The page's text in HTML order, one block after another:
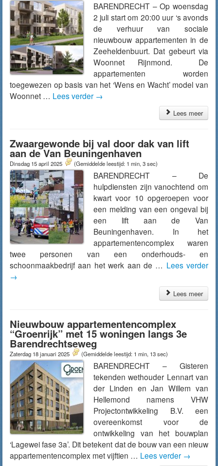
BARENDRECHT – Op woensdag
2 juli start om 20:00 uur ‘s avonds
de verhuur van sociale
nieuwbouw appartementen in de
Zeeheldenbuurt. Dat gebeurt via
Woonnet Rijnmond. De
appartementen worden
toegewezen op basis van het ‘Wens en Wacht’ model van
Woonnet … Lees verder →
Lees meer
Zwaargewonde bij val door dak van lift
aan de Van Beuningenhaven
Dinsdag 15 april 2025 (Gemiddelde leestijd: 1 min, 3 sec)
BARENDRECHT – De
hulpdiensten zijn vanochtend om
kwart voor 10 opgeroepen voor
een melding van een ongeval bij
een lift aan de Van
Beuningenhaven. In het
appartementencomplex waren
twee personen van een onderhouds- en
schoonmaakbedrijf aan het werk aan de … Lees verder
→
Lees meer
Nieuwbouw appartementencomplex
“Groenrijk” met 15 woningen langs 3e
Barendrechtseweg
Zaterdag 18 januari 2025 (Gemiddelde leestijd: 1 min, 13 sec)
BARENDRECHT – Gisteren
tekenden wethouder Lennart van
der Linden en Jan Willem van
Hellemond namens VHW
Projectontwikkeling B.V. een
overeenkomst voor de
ontwikkeling van het bouwplan
‘Lagewei fase 3a’. Dit betekent dat de bouw van een nieuw
appartementencomplex met vijftien … Lees verder →